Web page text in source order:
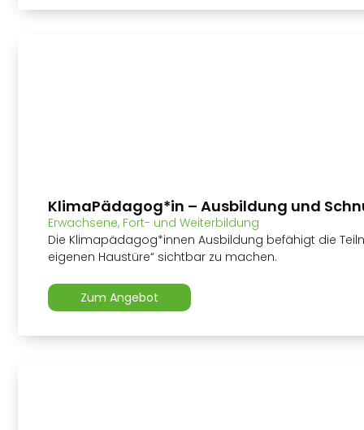
KlimaPädagog*in – Ausbildung und
Erwachsene, Fort- und Weiterbildung
Die Klimapädagog*innen Ausbildung befähigt die
eigenen Haustüre“ sichtbar zu machen.
Zum Angebot